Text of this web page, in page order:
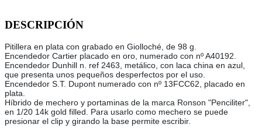
DESCRIPCIÓN
Pitillera en plata con grabado en Giolloché, de 98 g.
Encendedor Cartier placado en oro, numerado con nº A40192.
Encendedor Dunhill n. ref 2463, metálico, con laca china en azul,
que presenta unos pequeños desperfectos por el uso.
Encendedor S.T. Dupont numerado con nº 13FCC62, placado en
plata.
Híbrido de mechero y portaminas de la marca Ronson "Penciliter",
en 1/20 14k gold filled. Para usarlo como mechero se puede
presionar el clip y girando la base permite escribir.